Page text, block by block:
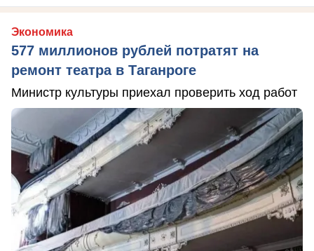
Экономика
577 миллионов рублей потратят на
ремонт театра в Таганроге
Министр культуры приехал проверить ход работ